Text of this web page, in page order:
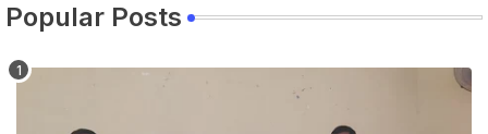
Popular Posts